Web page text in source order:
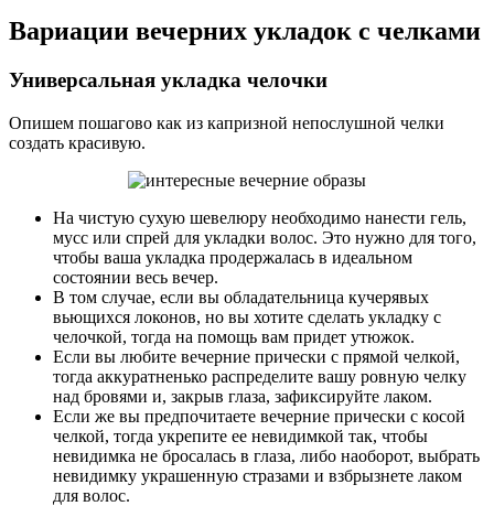
Вариации вечерних укладок с челками
Универсальная укладка челочки
Опишем пошагово как из капризной непослушной челки
создать красивую.
На чистую сухую шевелюру необходимо нанести гель,
мусс или спрей для укладки волос. Это нужно для того,
чтобы ваша укладка продержалась в идеальном
состоянии весь вечер.
В том случае, если вы обладательница кучерявых
вьющихся локонов, но вы хотите сделать укладку с
челочкой, тогда на помощь вам придет утюжок.
Если вы любите вечерние прически с прямой челкой,
тогда аккуратненько распределите вашу ровную челку
над бровями и, закрыв глаза, зафиксируйте лаком.
Если же вы предпочитаете вечерние прически с косой
челкой, тогда укрепите ее невидимкой так, чтобы
невидимка не бросалась в глаза, либо наоборот, выбрать
невидимку украшенную стразами и взбрызнете лаком
для волос.